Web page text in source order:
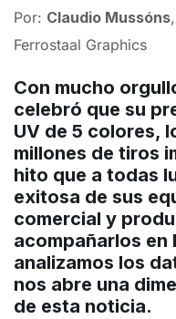
Por: Claudio Mussóns
Ferrostaal Graphics
Con mucho
celebró que su
UV de 5 colores,
millones de tiros
hito que a todas
exitosa de sus
comercial y
acompañarlos en
analizamos los
nos abre una
de esta noticia.